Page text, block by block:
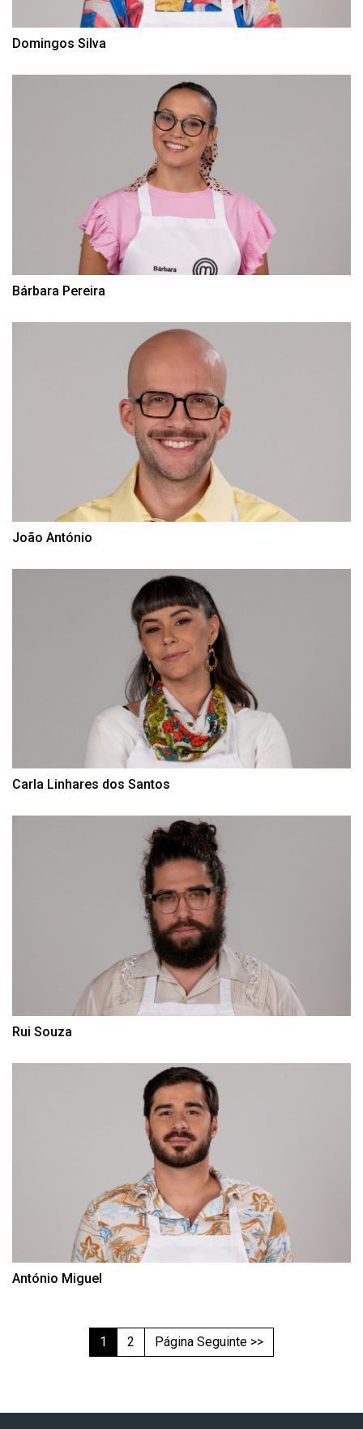
Domingos Silva
Bárbara Pereira
João António
Carla Linhares dos Santos
Rui Souza
António Miguel
1 2 Página Seguinte >>